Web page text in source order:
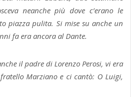
neanche più dove c’erano le
piazza pulita. Si mise su anche un
fa era ancora al Dante.
il padre di Lorenzo Perosi, vi era
Marziano e ci cantò: O Luigi,